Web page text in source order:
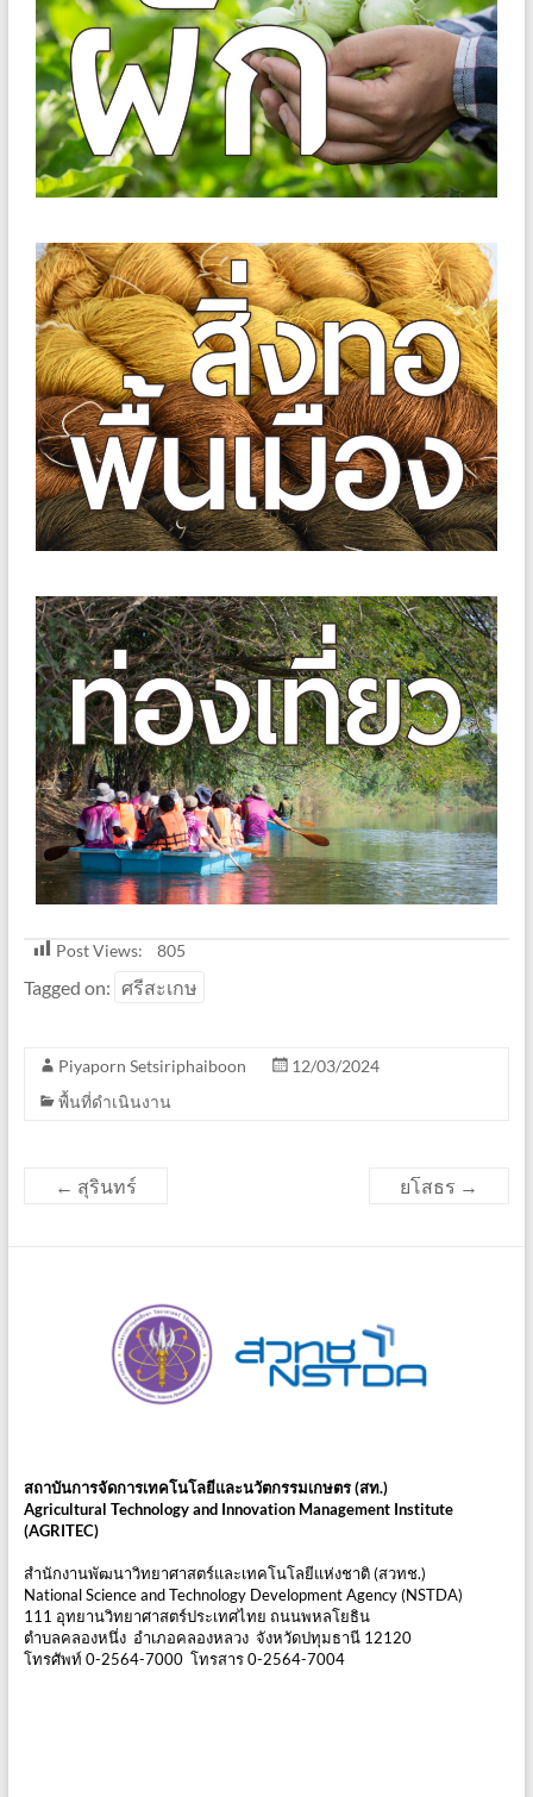
Post Views: 805
Tagged on: ศรีสะเกษ
Piyaporn Setsiriphaiboon
12/03/2024
พื้นที่ดำเนินงาน
← สุรินทร์ ยโสธร →
สถาบันการจัดการเทคโนโลยีและนวัตกรรมเกษตร (สท.)
Agricultural Technology and Innovation Management Institute
(AGRITEC)
สำนักงานพัฒนาวิทยาศาสตร์และเทคโนโลยีแห่งชาติ (สวทช.)
National Science and Technology Development Agency (NSTDA)
111 อุทยานวิทยาศาสตร์ประเทศไทย ถนนพหลโยธิน
ตำบลคลองหนึ่ง อำเภอคลองหลวง จังหวัดปทุมธานี 12120
โทรศัพท์ 0-2564-7000 โทรสาร 0-2564-7004